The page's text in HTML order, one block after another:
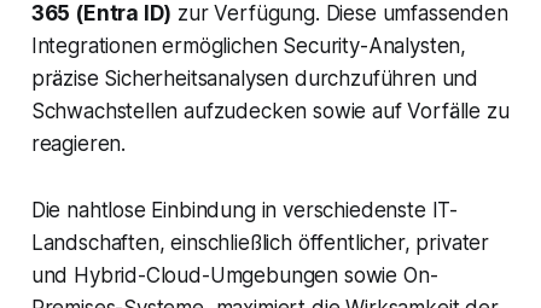
365 (Entra ID) zur Verfügung. Diese umfassenden
Integrationen ermöglichen Security-Analysten,
präzise Sicherheitsanalysen durchzuführen und
Schwachstellen aufzudecken sowie auf Vorfälle zu
reagieren.
Die nahtlose Einbindung in verschiedenste IT-
Landschaften, einschließlich öffentlicher, privater
und Hybrid-Cloud-Umgebungen sowie On-